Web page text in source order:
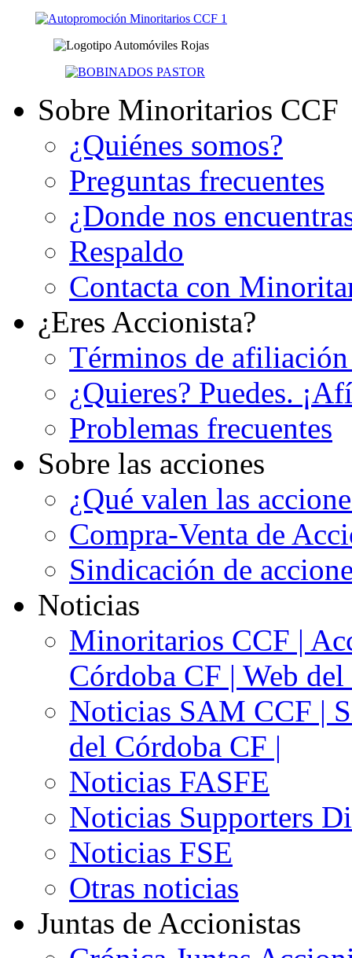
Sobre Minoritarios CCF
¿Quiénes somos?
Preguntas frecuentes
¿Donde nos
Respaldo
Contacta con
¿Eres Accionista?
Términos de
¿Quieres? Puedes.
Problemas frecuentes
Sobre las acciones
¿Qué valen las
Compra-Venta de
Sindicación de
Noticias
Minoritarios CCF |
Córdoba CF | Web
Noticias SAM CCF |
del Córdoba CF |
Noticias FASFE
Noticias Supporters
Noticias FSE
Otras noticias
Juntas de Accionistas